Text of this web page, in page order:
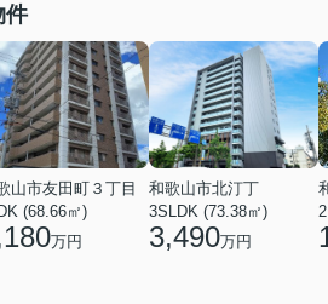
件
山市友田町３丁目
(68.66㎡)
万円
和歌山市北汀丁
3SLDK (73.38㎡)
3,490万円